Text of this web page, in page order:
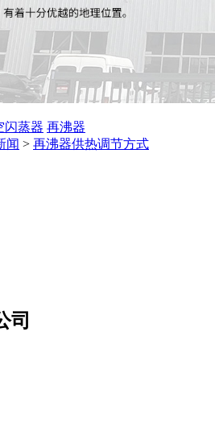
闪蒸器 再沸器
闻 > 再沸器供热调节方式‌
司